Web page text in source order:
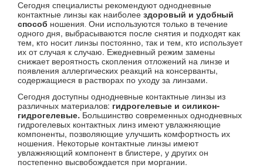
Сегодня специалисты рекомендуют однодневные
контактные линзы как наиболее здоровый и удобный
способ ношения. Они используются только в течение
одного дня, выбрасываются после снятия и подходят как
тем, кто носит линзы постоянно, так и тем, кто использует
их от случая к случаю. Ежедневный режим замены
снижает вероятность скопления отложений на линзе и
появления аллергических реакций на консерванты,
содержащиеся в растворах по уходу за линзами.
Сегодня доступны однодневные контактные линзы из
различных материалов: гидрогелевые и силикон-
гидрогелевые. Большинство современных однодневных
гидрогелевых контактных линз имеют увлажняющие
компоненты, позволяющие улучшить комфортность их
ношения. Некоторые контактные линзы имеют
увлажняющий компонент в блистере, у других он
постепенно высвобождается при моргании.